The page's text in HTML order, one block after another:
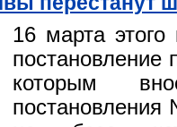
16 марта этого
которым